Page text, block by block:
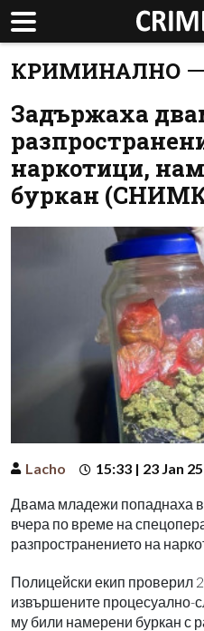
КРИМИНАЛНО
Задържаха
наркотици,
буркан
Lacho 15:33 | 23 Jan 25
Двама младежи попаднаха
вчера по време на
разпространението на
Полицейски екип проверил
извършените процесуално-
му били намерени буркан с